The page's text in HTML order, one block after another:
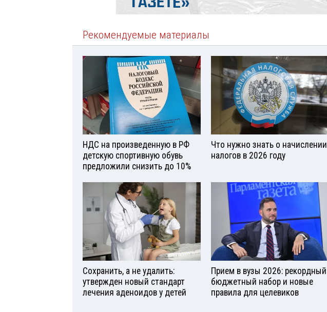
Рекомендуемые материалы
НДС на произведенную в РФ
детскую спортивную обувь
предложили снизить до 10%
Что нужно знать о начислении
налогов в 2026 году
Сохранить, а не удалить:
утвержден новый стандарт
лечения аденоидов у детей
Прием в вузы 2026: рекордный
бюджетный набор и новые
правила для целевиков